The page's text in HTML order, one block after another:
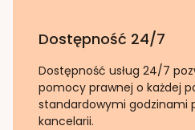
Dostępność 24/7
Dostępność usług 24/7
pomocy prawnej o każdej
standardowymi godzinami
kancelarii.